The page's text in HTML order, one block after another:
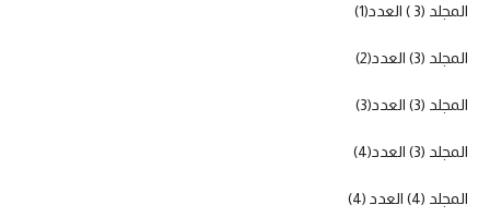
المجلد (3 ) العدد(1)
المجلد (3) العدد(2)
المجلد (3) العدد(3)
المجلد (3) العدد(4)
المجلد (4) العدد (4)